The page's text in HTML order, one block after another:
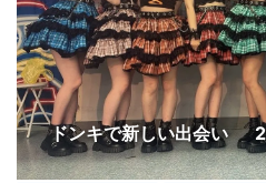
ドンキで新しい出会い